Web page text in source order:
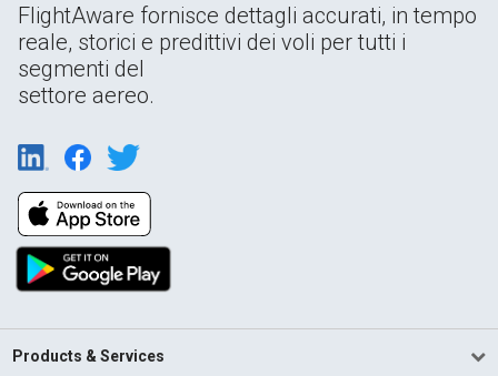
FlightAware fornisce dettagli accurati, in tempo
reale, storici e predittivi dei voli per tutti i
segmenti del
settore aereo.
Products & Services